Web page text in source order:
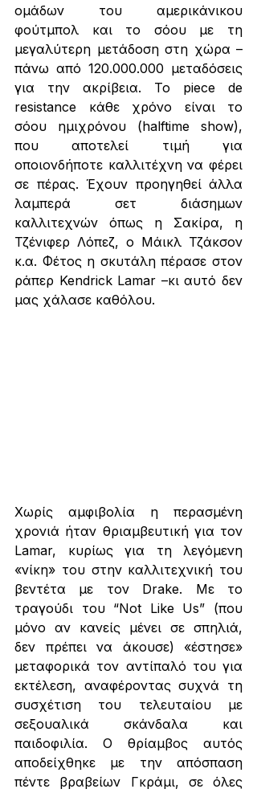
ομάδων του αμερικάνικου
φούτμπολ και το σόου με τη
μεγαλύτερη μετάδοση στη χώρα –
πάνω από 120.000.000 μεταδόσεις
για την ακρίβεια. Το piece de
resistance κάθε χρόνο είναι το
σόου ημιχρόνου (halftime show),
που αποτελεί τιμή για
οποιονδήποτε καλλιτέχνη να φέρει
σε πέρας. Έχουν προηγηθεί άλλα
λαμπερά σετ διάσημων
καλλιτεχνών όπως η Σακίρα, η
Τζένιφερ Λόπεζ, ο Μάικλ Τζάκσον
κ.α. Φέτος η σκυτάλη πέρασε στον
ράπερ Kendrick Lamar –κι αυτό δεν
μας χάλασε καθόλου.
Χωρίς αμφιβολία η περασμένη
χρονιά ήταν θριαμβευτική για τον
Lamar, κυρίως για τη λεγόμενη
«νίκη» του στην καλλιτεχνική του
βεντέτα με τον Drake. Με το
τραγούδι του “Not Like Us” (που
μόνο αν κανείς μένει σε σπηλιά,
δεν πρέπει να άκουσε) «έστησε»
μεταφορικά τον αντίπαλό του για
εκτέλεση, αναφέροντας συχνά τη
συσχέτιση του τελευταίου με
σεξουαλικά σκάνδαλα και
παιδοφιλία. Ο θρίαμβος αυτός
αποδείχθηκε με την απόσπαση
πέντε βραβείων Γκράμι, σε όλες